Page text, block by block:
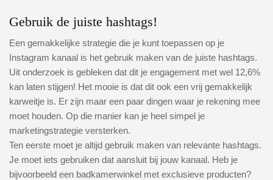
Gebruik de juiste hashtags!
Een gemakkelijke strategie die je kunt toepassen op je
Instagram kanaal is het gebruik maken van de juiste hashtags.
Uit onderzoek is gebleken dat dit je engagement met wel 12,6%
kan laten stijgen! Het mooie is dat dit ook een vrij gemakkelijk
karweitje is. Er zijn maar een paar dingen waar je rekening mee
moet houden. Op die manier kan je heel simpel je
marketingstrategie versterken.
Ten eerste moet je altijd gebruik maken van relevante hashtags.
Je moet iets gebruiken dat aansluit bij jouw kanaal. Heb je
bijvoorbeeld een badkamerwinkel met exclusieve producten?